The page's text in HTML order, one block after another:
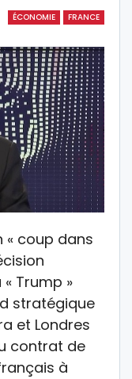
ÉCONOMIE FRANCE
« coup dans
Trump »
stratégique
et Londres
contrat de
à